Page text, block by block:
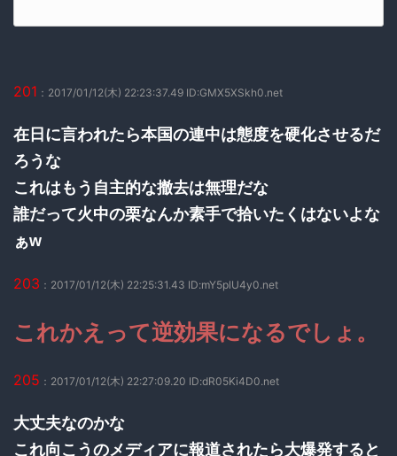
201 ：2017/01/12(木) 22:23:37.49 ID:GMX5XSkh0.net
在日に言われたら本国の連中は態度を硬化させるだ
ろうな
これはもう自主的な撤去は無理だな
誰だって火中の栗なんか素手で拾いたくはないよな
ぁw
203 ：2017/01/12(木) 22:25:31.43 ID:mY5plU4y0.net
これかえって逆効果になるでしょ。
205 ：2017/01/12(木) 22:27:09.20 ID:dR05Ki4D0.net
大丈夫なのかな
これ向こうのメディアに報道されたら大爆発すると